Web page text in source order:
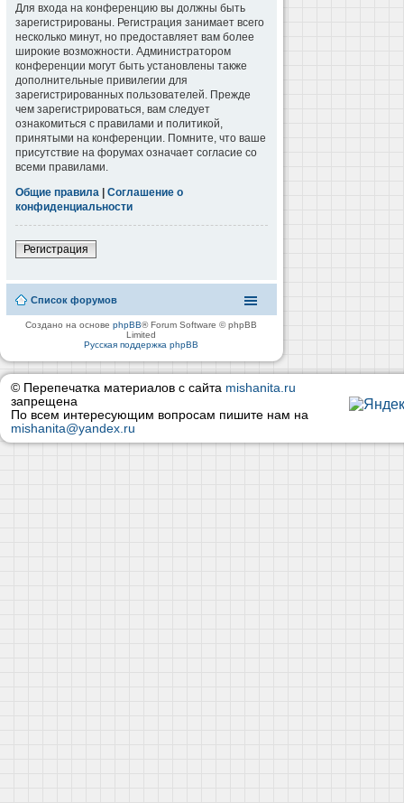
Для входа на конференцию вы должны быть
зарегистрированы. Регистрация занимает всего
несколько минут, но предоставляет вам более
широкие возможности. Администратором
конференции могут быть установлены также
дополнительные привилегии для
зарегистрированных пользователей. Прежде
чем зарегистрироваться, вам следует
ознакомиться с правилами и политикой,
принятыми на конференции. Помните, что ваше
присутствие на форумах означает согласие со
всеми правилами.
Общие правила | Соглашение о
конфиденциальности
Регистрация
Список форумов
Создано на основеphpBB® Forum Software © phpBB
Limited
Русская поддержка phpBB
© Перепечатка материалов с сайта mishanita.ru
запрещена
По всем интересующим вопросам пишите нам на
mishanita@yandex.ru